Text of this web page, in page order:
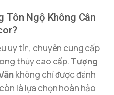
Tôn Ngộ Không Cân
uy tín, chuyên cung cấp
thủy cao cấp. Tượng
không chỉ được đánh
là lựa chọn hoàn hảo